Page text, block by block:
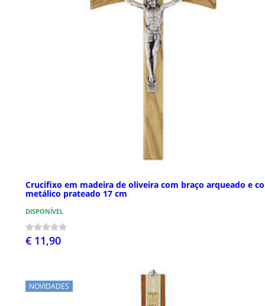
Crucifixo em madeira de oliveira com braço arqueado e
metálico prateado 17 cm
DISPONÍVEL
€ 11,90
NOVIDADES